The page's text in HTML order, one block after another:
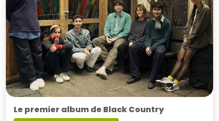
Le premier album de Black Country